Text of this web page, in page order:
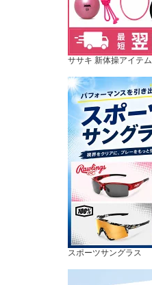
ササキ 新体操アイテム
スポーツサングラス